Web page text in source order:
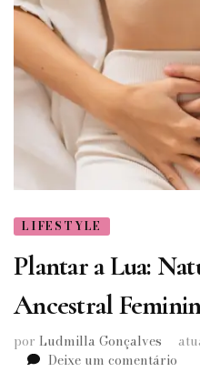
LIFESTYLE
Plantar a Lua:
Ancestral
por Ludmilla Gonçalves
Deixe um comentário